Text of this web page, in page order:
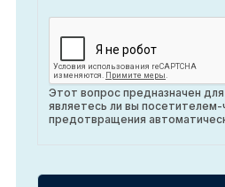
Этот вопрос предназначен для
являетесь ли вы
предотвращения